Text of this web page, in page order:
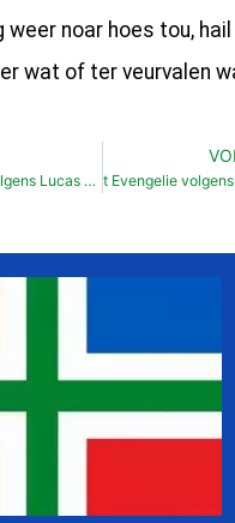
weer noar hoes tou, hail
wat of ter veurvalen
t Evengelie volgens Lucas Jezus staarft (23:44-56)